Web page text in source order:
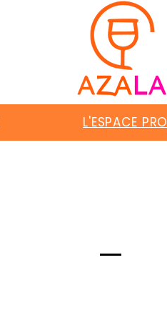
L'ESPACE PRO